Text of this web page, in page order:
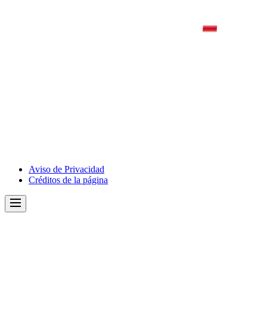
DeportivoAviso de Privacidad
Créditos de la página
Menu